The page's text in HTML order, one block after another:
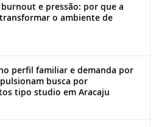
e pressão: por que a
o ambiente de
perfil familiar e demanda por
busca por
tipo studio em Aracaju